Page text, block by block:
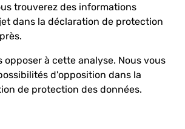
trouverez des informations
dans la déclaration de protection
opposer à cette analyse. Nous vous
d'opposition dans la
de protection des données.